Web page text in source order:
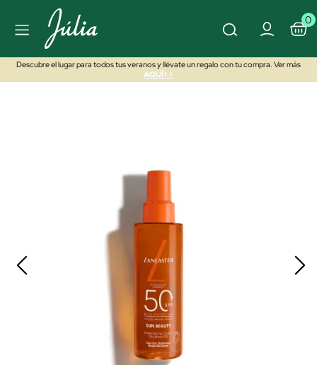
0
Descubre el lugar para todos tus veranos y llévate un regalo con tu compra. Ver más
AQUÍ>>